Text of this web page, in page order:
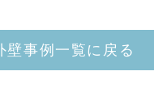
壁事例一覧に戻る